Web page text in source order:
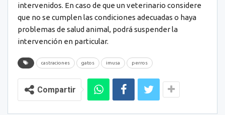
intervenidos. En caso de que un veterinario considere
que no se cumplen las condiciones adecuadas o haya
problemas de salud animal, podrá suspender la
intervención en particular.
castraciones gatos imusa perros
Compartir